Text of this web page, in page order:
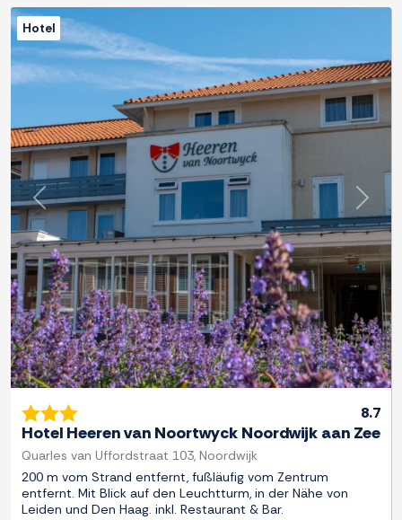
Zurück
Hotel
8.7
Hotel Heeren van Noortwyck Noordwijk aan Zee
Quarles van Uffordstraat 103, Noordwijk
200 m vom Strand entfernt, fußläufig vom Zentrum
entfernt. Mit Blick auf den Leuchtturm, in der Nähe von
Leiden und Den Haag. inkl. Restaurant & Bar.